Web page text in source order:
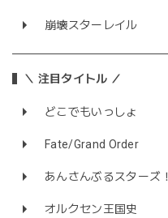
崩壊スターレイル
＼ 注目タイトル ／
どこでもいっしょ
Fate/Grand Order
あんさんぶるスターズ！
オルクセン王国史